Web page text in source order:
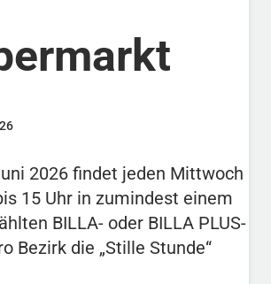
2026 findet jeden Mittwoch
15 Uhr in zumindest einem
BILLA- oder BILLA PLUS-
Bezirk die „Stille Stunde“